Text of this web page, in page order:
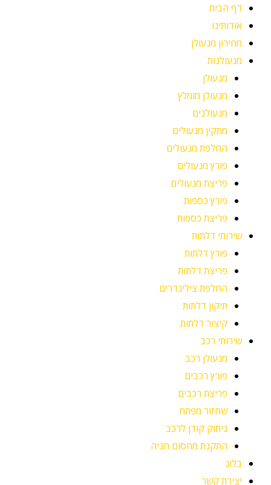
דף הבית
אודותינו
מחירון מנעולן
מנעולנות
מנעולן
מנעולן מומלץ
מנעולנים
מתקין מנעולים
החלפת מנעולים
פורץ מנעולים
פריצת מנעולים
פורץ כספות
פריצת כספות
שירותי דלתות
פורץ דלתות
פריצת דלתות
החלפת צילינדרים
תיקון דלתות
קיצור דלתות
שירותי רכב
מנעולן רכב
פורץ רכבים
פריצת רכבים
שחזור מפתח
ניתוק קודן לרכב
התקנת מחסום חניה
בלוג
יצירת קשר